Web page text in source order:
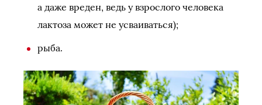
а даже вреден, ведь у взрослого человека
лактоза может не усваиваться);
рыба.